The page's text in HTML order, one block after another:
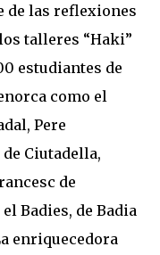
de las reflexiones
talleres “Haki”
estudiantes de
como el
Pere
Ciutadella,
de
Badies, de Badia
enriquecedora